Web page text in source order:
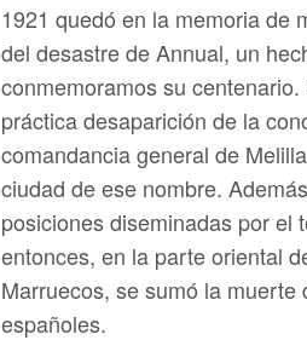
1921 quedó en la memoria de
del desastre de Annual, un
conmemoramos su
práctica desaparición de la
comandancia general de
ciudad de ese nombre.
posiciones diseminadas por el
entonces, en la parte oriental
Marruecos, se sumó la muerte
españoles.